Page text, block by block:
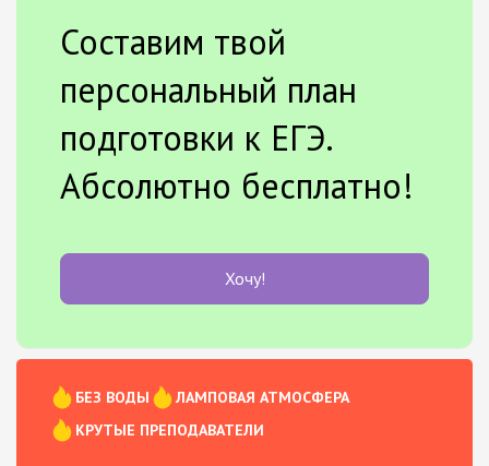
Составим твой
персональный план
подготовки к ЕГЭ.
Абсолютно бесплатно!
Хочу!
БЕЗ ВОДЫ
ЛАМПОВАЯ АТМОСФЕРА
КРУТЫЕ ПРЕПОДАВАТЕЛИ